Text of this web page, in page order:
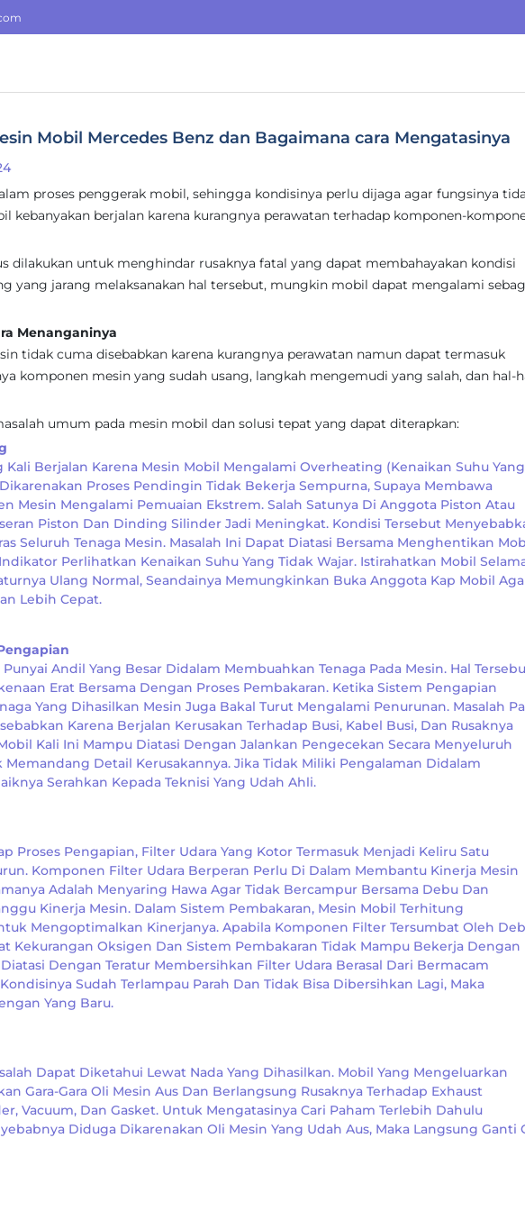
Mobil Mercedes Benz dan Bagaimana cara Mengatasinya
proses penggerak mobil, sehingga kondisinya perlu dijaga agar fungsinya
kebanyakan berjalan karena kurangnya perawatan terhadap komponen-
dilakukan untuk menghindar rusaknya fatal yang dapat membahayakan kondisi
yang jarang melaksanakan hal tersebut, mungkin mobil dapat mengalami
Menanganinya
tidak cuma disebabkan karena kurangnya perawatan namun dapat termasuk
komponen mesin yang sudah usang, langkah mengemudi yang salah, dan hal-
umum pada mesin mobil dan solusi tepat yang dapat diterapkan:
Kali Berjalan Karena Mesin Mobil Mengalami Overheating (kenaikan Suhu Yang
Proses Pendingin Tidak Bekerja Sempurna, Supaya Membawa
Mesin Mengalami Pemuaian Ekstrem. Salah Satunya Di Anggota Piston Atau
Piston Dan Dinding Silinder Jadi Meningkat. Kondisi Tersebut
Seluruh Tenaga Mesin. Masalah Ini Dapat Diatasi Bersama Menghentikan
Perlihatkan Kenaikan Suhu Yang Tidak Wajar. Istirahatkan Mobil
Ulang Normal, Seandainya Memungkinkan Buka Anggota Kap Mobil
Lebih Cepat.
Andil Yang Besar Didalam Membuahkan Tenaga Pada Mesin. Hal
Erat Bersama Dengan Proses Pembakaran. Ketika Sistem Pengapian
Yang Dihasilkan Mesin Juga Bakal Turut Mengalami Penurunan. Masalah
Karena Berjalan Kerusakan Terhadap Busi, Kabel Busi, Dan Rusaknya
Kali Ini Mampu Diatasi Dengan Jalankan Pengecekan Secara Menyeluruh
Detail Kerusakannya. Jika Tidak Miliki Pengalaman Didalam
Serahkan Kepada Teknisi Yang Udah Ahli.
Proses Pengapian, Filter Udara Yang Kotor Termasuk Menjadi Keliru Satu
Komponen Filter Udara Berperan Perlu Di Dalam Membantu Kinerja Mesin
Adalah Menyaring Hawa Agar Tidak Bercampur Bersama Debu Dan
Kinerja Mesin. Dalam Sistem Pembakaran, Mesin Mobil Terhitung
Mengoptimalkan Kinerjanya. Apabila Komponen Filter Tersumbat Oleh
Kekurangan Oksigen Dan Sistem Pembakaran Tidak Mampu Bekerja Dengan
Dengan Teratur Membersihkan Filter Udara Berasal Dari Bermacam
Sudah Terlampau Parah Dan Tidak Bisa Dibersihkan Lagi, Maka
Yang Baru.
Dapat Diketahui Lewat Nada Yang Dihasilkan. Mobil Yang Mengeluarkan
Gara-Gara Oli Mesin Aus Dan Berlangsung Rusaknya Terhadap Exhaust
Vacuum, Dan Gasket. Untuk Mengatasinya Cari Paham Terlebih Dahulu
Diduga Dikarenakan Oli Mesin Yang Udah Aus, Maka Langsung Ganti